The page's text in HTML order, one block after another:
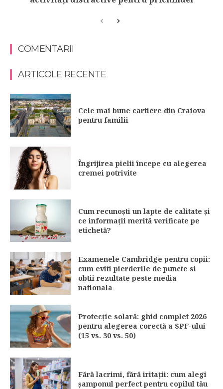
COMENTARII
ARTICOLE RECENTE
Cele mai bune cartiere din Craiova
pentru familii
Îngrijirea pielii începe cu alegerea
cremei potrivite
Cum recunoști un lapte de calitate și
ce informații merită verificate pe
etichetă?
Examenele Cambridge pentru copii:
cum eviti pierderile de puncte si
obtii rezultate peste media
nationala
Protecție solară: ghid complet 2026
pentru alegerea corectă a SPF-ului
(15 vs. 30 vs. 50)
Fără lacrimi, fără iritații: cum alegi
șamponul perfect pentru copilul tău